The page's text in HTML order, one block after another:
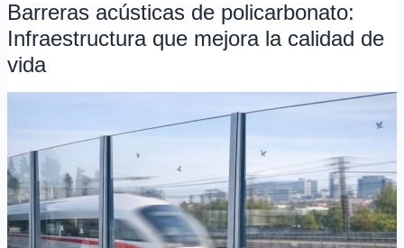
Barreras acústicas de policarbonato:
Infraestructura que mejora la calidad de
vida
Barreras
acústicas
de
policarbonato:
Infraestructura
calidad
de
vida